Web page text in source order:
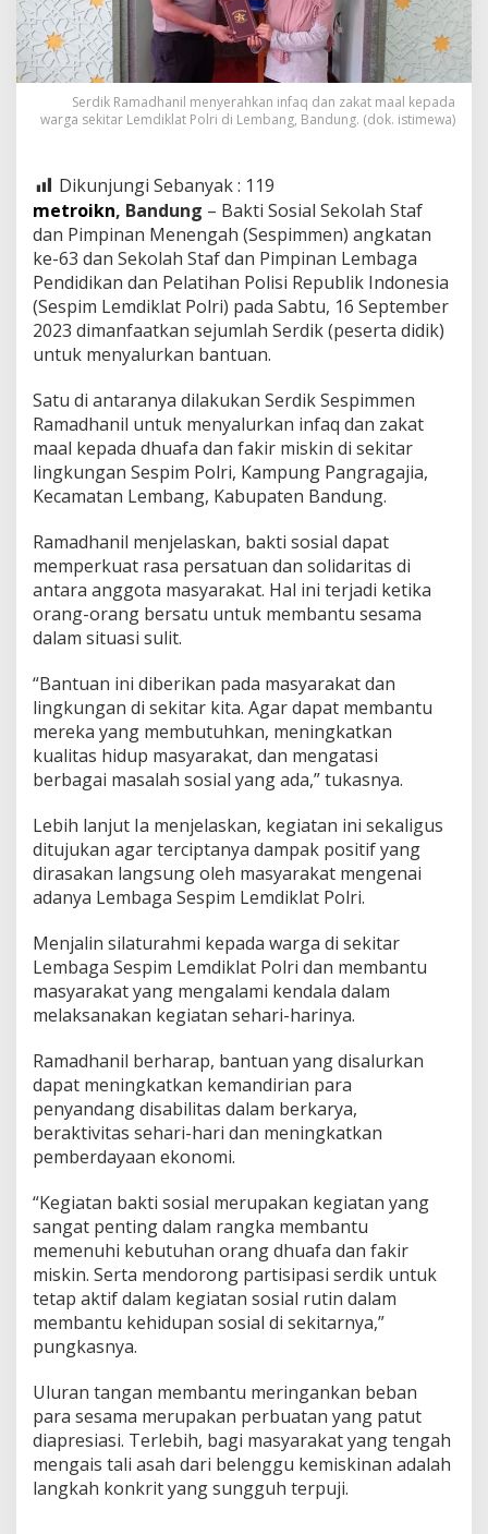
Serdik Ramadhanil menyerahkan infaq dan zakat maal kepada
warga sekitar Lemdiklat Polri di Lembang, Bandung. (dok. istimewa)
Dikunjungi Sebanyak : 119
metroikn, Bandung – Bakti Sosial Sekolah Staf
dan Pimpinan Menengah (Sespimmen) angkatan
ke-63 dan Sekolah Staf dan Pimpinan Lembaga
Pendidikan dan Pelatihan Polisi Republik Indonesia
(Sespim Lemdiklat Polri) pada Sabtu, 16 September
2023 dimanfaatkan sejumlah Serdik (peserta didik)
untuk menyalurkan bantuan.
Satu di antaranya dilakukan Serdik Sespimmen
Ramadhanil untuk menyalurkan infaq dan zakat
maal kepada dhuafa dan fakir miskin di sekitar
lingkungan Sespim Polri, Kampung Pangragajia,
Kecamatan Lembang, Kabupaten Bandung.
Ramadhanil menjelaskan, bakti sosial dapat
memperkuat rasa persatuan dan solidaritas di
antara anggota masyarakat. Hal ini terjadi ketika
orang-orang bersatu untuk membantu sesama
dalam situasi sulit.
“Bantuan ini diberikan pada masyarakat dan
lingkungan di sekitar kita. Agar dapat membantu
mereka yang membutuhkan, meningkatkan
kualitas hidup masyarakat, dan mengatasi
berbagai masalah sosial yang ada,” tukasnya.
Lebih lanjut Ia menjelaskan, kegiatan ini sekaligus
ditujukan agar terciptanya dampak positif yang
dirasakan langsung oleh masyarakat mengenai
adanya Lembaga Sespim Lemdiklat Polri.
Menjalin silaturahmi kepada warga di sekitar
Lembaga Sespim Lemdiklat Polri dan membantu
masyarakat yang mengalami kendala dalam
melaksanakan kegiatan sehari-harinya.
Ramadhanil berharap, bantuan yang disalurkan
dapat meningkatkan kemandirian para
penyandang disabilitas dalam berkarya,
beraktivitas sehari-hari dan meningkatkan
pemberdayaan ekonomi.
“Kegiatan bakti sosial merupakan kegiatan yang
sangat penting dalam rangka membantu
memenuhi kebutuhan orang dhuafa dan fakir
miskin. Serta mendorong partisipasi serdik untuk
tetap aktif dalam kegiatan sosial rutin dalam
membantu kehidupan sosial di sekitarnya,”
pungkasnya.
Uluran tangan membantu meringankan beban
para sesama merupakan perbuatan yang patut
diapresiasi. Terlebih, bagi masyarakat yang tengah
mengais tali asah dari belenggu kemiskinan adalah
langkah konkrit yang sungguh terpuji.